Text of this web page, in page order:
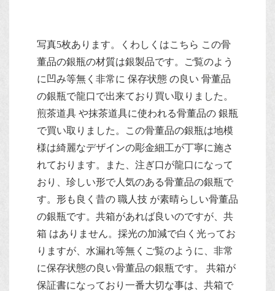
写真5枚あります。くわしくはこちら この骨
董品の銀瓶の材質は銀製品です。ご覧のよう
に凹み等無く非常に 保存状態 の良い 骨董品
の銀瓶で龍口で出来ており買い取りました。
煎茶道具 や抹茶道具に使われる骨董品の 銀瓶
で買い取りました。この骨董品の銀瓶は地模
様は綺麗なデザインの彫金細工が丁寧に施さ
れております。また、注ぎ口が龍口になって
おり、珍しい形で人気のある骨董品の銀瓶で
す。形も良く昔の 職人技 が素晴らしい骨董品
の銀瓶です。共箱があれば良いのですが、共
箱 はありません。採光の加減で白く光ってお
りますが、水漏れ等無くご覧のように、非常
に保存状態の良い骨董品の銀瓶です。 共箱が
保証書になっており一番大切な事は、共箱で